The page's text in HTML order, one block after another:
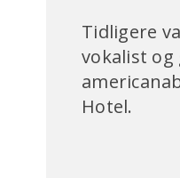
Tidligere
vokalist
Hotel.